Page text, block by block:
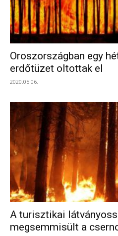
Oroszországban egy
erdőtüzet oltottak el
2020.05.06.
A turisztikai
megsemmisült a